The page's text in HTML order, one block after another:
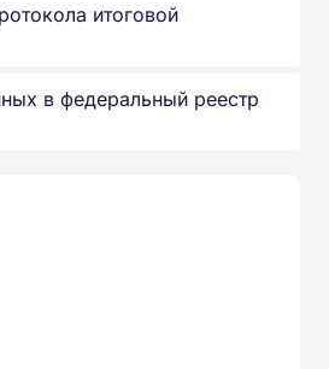
итоговой
в федеральный реестр